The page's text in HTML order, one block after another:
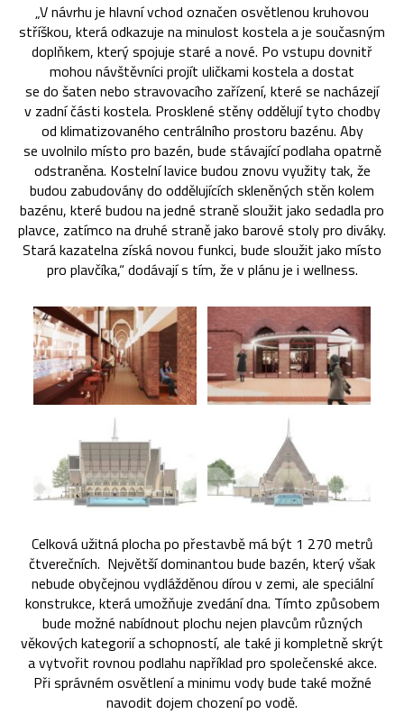
„V návrhu je hlavní vchod označen osvětlenou kruhovou
stříškou, která odkazuje na minulost kostela a je současným
doplňkem, který spojuje staré a nové. Po vstupu dovnitř
mohou návštěvníci projít uličkami kostela a dostat
se do šaten nebo stravovacího zařízení, které se nacházejí
v zadní části kostela. Prosklené stěny oddělují tyto chodby
od klimatizovaného centrálního prostoru bazénu. Aby
se uvolnilo místo pro bazén, bude stávající podlaha opatrně
odstraněna. Kostelní lavice budou znovu využity tak, že
budou zabudovány do oddělujících skleněných stěn kolem
bazénu, které budou na jedné straně sloužit jako sedadla pro
plavce, zatímco na druhé straně jako barové stoly pro diváky.
Stará kazatelna získá novou funkci, bude sloužit jako místo
pro plavčíka,“ dodávají s tím, že v plánu je i wellness.
Celková užitná plocha po přestavbě má být 1 270 metrů
čtverečních. Největší dominantou bude bazén, který však
nebude obyčejnou vydlážděnou dírou v zemi, ale speciální
konstrukce, která umožňuje zvedání dna. Tímto způsobem
bude možné nabídnout plochu nejen plavcům různých
věkových kategorií a schopností, ale také ji kompletně skrýt
a vytvořit rovnou podlahu například pro společenské akce.
Při správném osvětlení a minimu vody bude také možné
navodit dojem chození po vodě.